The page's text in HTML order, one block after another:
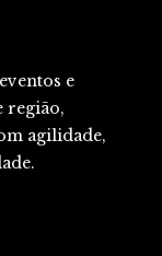
e
região,
agilidade,